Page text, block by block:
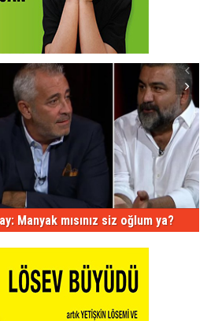
Manyak mısınız siz oğlum ya?